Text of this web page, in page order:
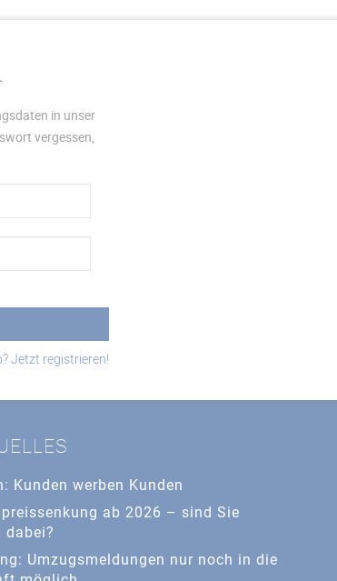
Kunden werben Kunden
ab 2026 – sind Sie
dabei?
Umzugsmeldungen nur noch in die